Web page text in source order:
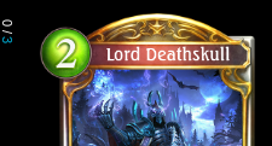
0
/
3